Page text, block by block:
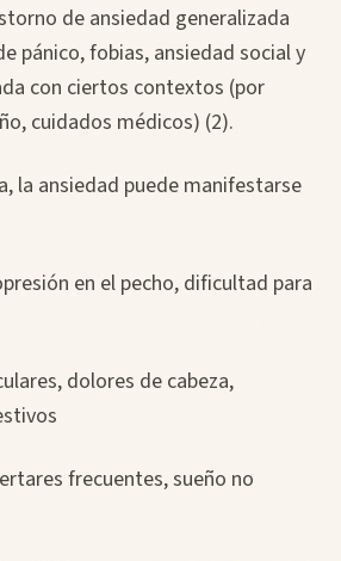
de ansiedad generalizada
pánico, fobias, ansiedad social y
con ciertos contextos (por
cuidados médicos) (2).
la ansiedad puede manifestarse
en el pecho, dificultad para
dolores de cabeza,
frecuentes, sueño no